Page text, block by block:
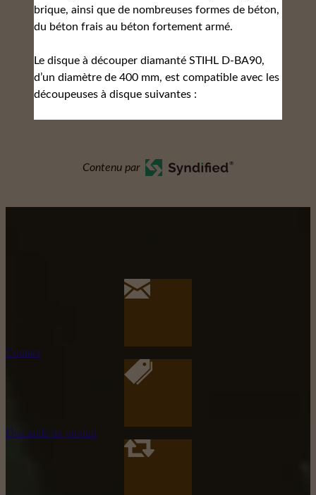
brique, ainsi que de nombreuses formes de béton,
du béton frais au béton fortement armé.
Le disque à découper diamanté STIHL D-BA90,
d’un diamètre de 400 mm, est compatible avec les
découpeuses à disque suivantes :
Contenu par
Contact
Demande de produit